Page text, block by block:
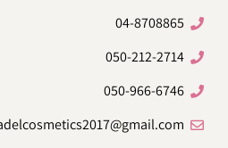
04-8708865
050-212-2714
050-966-6746
adelcosmetics2017@gmail.com